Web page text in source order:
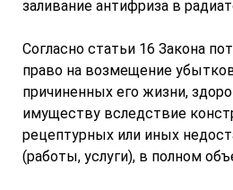
заливание антифриза в
Согласно статьи 16 Закона
право на возмещение
причиненных его жизни,
имуществу вследствие
рецептурных или иных
(работы, услуги), в полном